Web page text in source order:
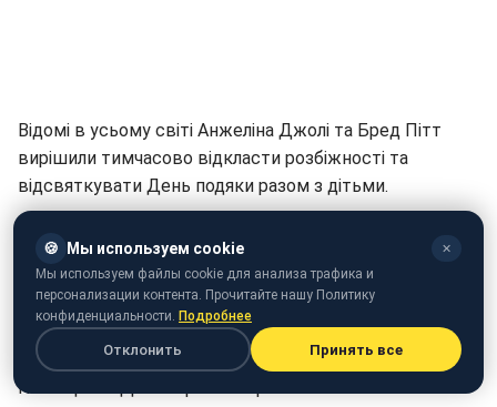
Відомі в усьому світі Анжеліна Джолі та Бред Пітт
вирішили тимчасово відкласти розбіжності та
відсвяткувати День подяки разом з дітьми.
такого рішення колишнє подружжя підштовхнула 10-
річна дочка Шайло. Вона написала батькам листа з
проханням об'єднатися на свята та провести День
подяки в мирній обстановці, передає "Сегодня
Після цього Джолі прийняла рішення змінити власні
🍪 Мы используем cookie ✕
Мы используем файлы cookie для анализа трафика и
персонализации контента. Прочитайте нашу Политику
конфиденциальности. Подробнее
Отклонить Принять все